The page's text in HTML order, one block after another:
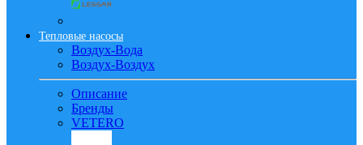
Тепловые насосы
Воздух-Вода
Воздух-Воздух
Описание
Бренды
VETERO